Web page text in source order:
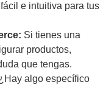
e intuitiva para tus
Si tienes una
productos,
que tengas.
algo específico